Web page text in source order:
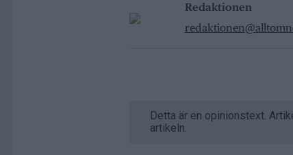
Redaktionen
Detta är en opinionstext.
artikeln.